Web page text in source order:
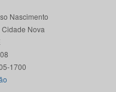
Nascimento
Nova